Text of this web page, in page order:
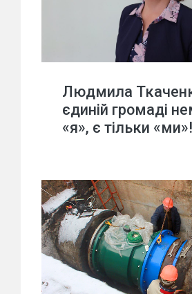
Людмила
єдиній громаді
«я», є тільки «ми»!